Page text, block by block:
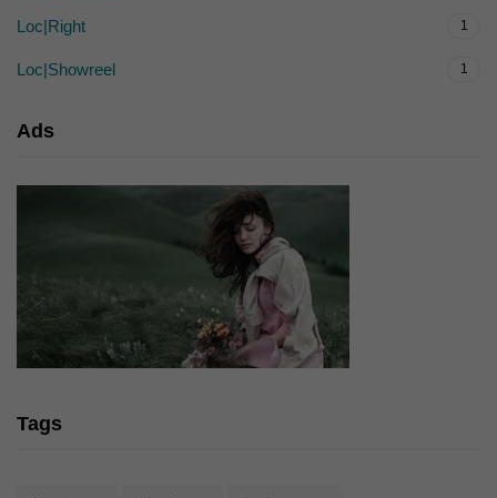
Loc|Right 1
Loc|Showreel 1
Ads
Tags